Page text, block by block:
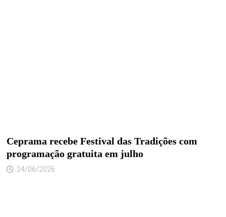
Ceprama recebe Festival das Tradições com
programação gratuita em julho
24/06/2026